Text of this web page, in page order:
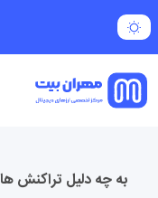
به چه دلیل تراکنش